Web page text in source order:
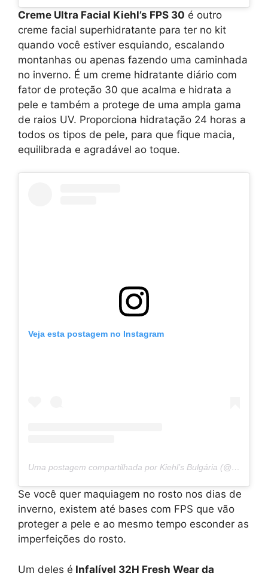
Creme Ultra Facial Kiehl’s FPS 30 é outro
creme facial superhidratante para ter no kit
quando você estiver esquiando, escalando
montanhas ou apenas fazendo uma caminhada
no inverno. É um creme hidratante diário com
fator de proteção 30 que acalma e hidrata a
pele e também a protege de uma ampla gama
de raios UV. Proporciona hidratação 24 horas a
todos os tipos de pele, para que fique macia,
equilibrada e agradável ao toque.
Veja esta postagem no Instagram
Uma postagem compartilhada por Kiehl’s Bulgária (@kiehls.bg)
Se você quer maquiagem no rosto nos dias de
inverno, existem até bases com FPS que vão
proteger a pele e ao mesmo tempo esconder as
imperfeições do rosto.
Um deles é Infalível 32H Fresh Wear da